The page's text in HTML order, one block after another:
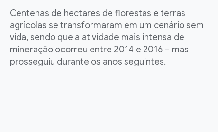
Centenas de hectares de florestas e terras
agrícolas se transformaram em um cenário sem
vida, sendo que a atividade mais intensa de
mineração ocorreu entre 2014 e 2016 – mas
prosseguiu durante os anos seguintes.